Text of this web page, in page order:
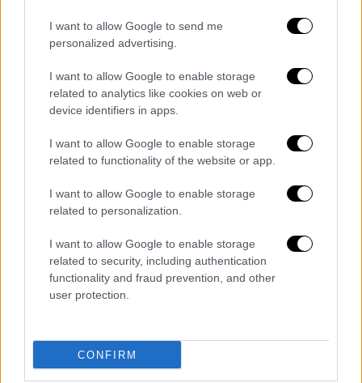
I want to allow Google to send me
personalized advertising.
I want to allow Google to enable storage
related to analytics like cookies on web or
device identifiers in apps.
I want to allow Google to enable storage
related to functionality of the website or app.
I want to allow Google to enable storage
related to personalization.
I want to allow Google to enable storage
related to security, including authentication
functionality and fraud prevention, and other
user protection.
CONFIRM
του εκλιπόντοςστην Ερέτρια. Ο Μανώλης
Φωτάκης εξέφρασε, ακόμα, και την
απογοήτευσή του για το γεγονός ότι, οι δύο
ψαράδες, κυκλοφορούν ακόμα ελεύθεροι.
Μέχρι πότε αναμένεται το πόρισμα για
το δυστύχημα στα Τέμπη - Μειωμένο
εισιτήριο θα ανακοινώσει η Hellenic
Θεοδωρικάκος στο OPEN: «Κάποιοι
μπαχαλάκηδες είναι καθοδηγούμενοι - Ο
ΣΥΡΙΖΑ θέλει νεκρό»
τη Γη στη Σελήνη σε 14 λεπτά! Οι
εκπληκτικές εικόνες